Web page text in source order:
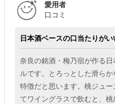
愛用者
口コミ
日本酒ベースの口当たりが
奈良の銘酒・梅乃宿が作る
ルです。とろっとした滑ら
特徴だと思います。桃ジュ
てワイングラスで飲むと、